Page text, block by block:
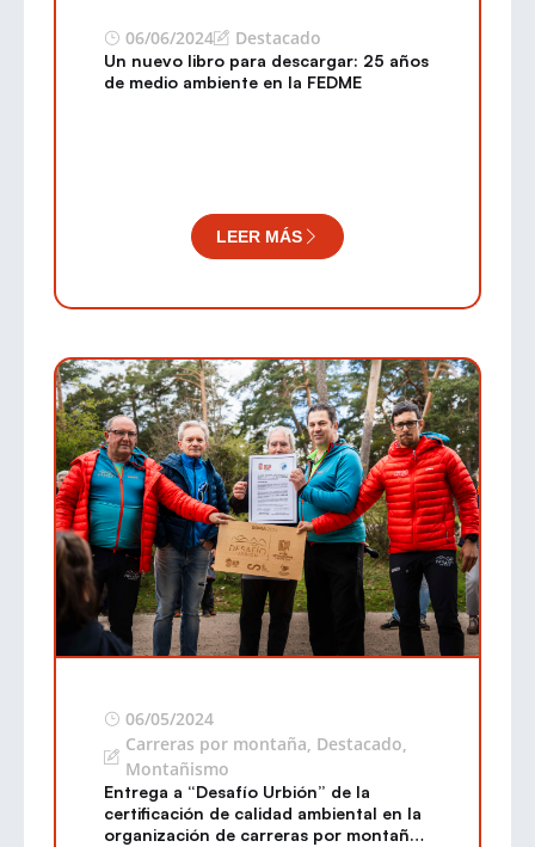
06/06/2024 Destacado
Un nuevo libro para descargar: 25 años
de medio ambiente en la FEDME
LEER MÁS
06/05/2024
Carreras por montaña, Destacado,
Montañismo
Entrega a “Desafío Urbión” de la
certificación de calidad ambiental en la
organización de carreras por montaña